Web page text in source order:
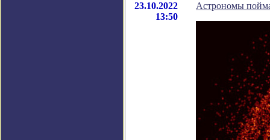
23.10.2022
13:50
Астрономы